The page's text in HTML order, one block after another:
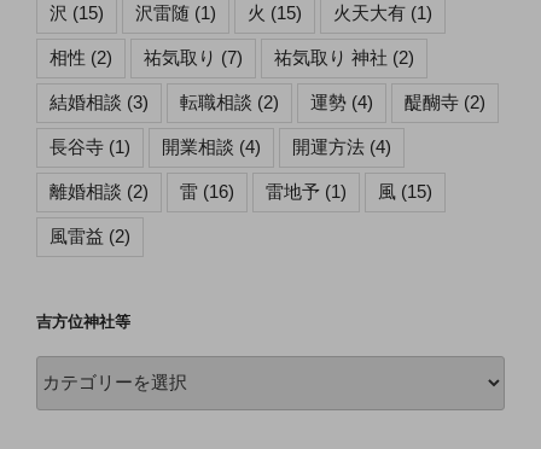
沢 (15) 沢雷随 (1) 火 (15) 火天大有 (1)
相性 (2) 祐気取り (7) 祐気取り 神社 (2)
結婚相談 (3) 転職相談 (2) 運勢 (4) 醍醐寺 (2)
長谷寺 (1) 開業相談 (4) 開運方法 (4)
離婚相談 (2) 雷 (16) 雷地予 (1) 風 (15)
風雷益 (2)
吉方位神社等